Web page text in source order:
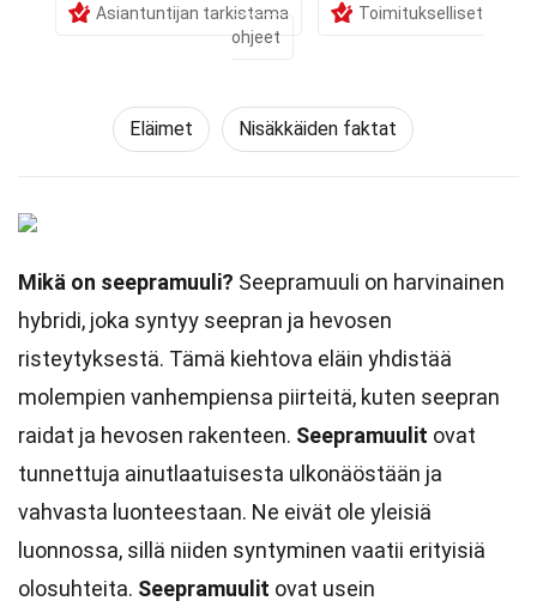
Asiantuntijan tarkistama
Toimitukselliset
ohjeet
Eläimet Nisäkkäiden faktat
Mikä on seepramuuli? Seepramuuli on harvinainen
hybridi, joka syntyy seepran ja hevosen
risteytyksestä. Tämä kiehtova eläin yhdistää
molempien vanhempiensa piirteitä, kuten seepran
raidat ja hevosen rakenteen. Seepramuulit ovat
tunnettuja ainutlaatuisesta ulkonäöstään ja
vahvasta luonteestaan. Ne eivät ole yleisiä
luonnossa, sillä niiden syntyminen vaatii erityisiä
olosuhteita. Seepramuulit ovat usein